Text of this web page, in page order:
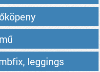
leggings